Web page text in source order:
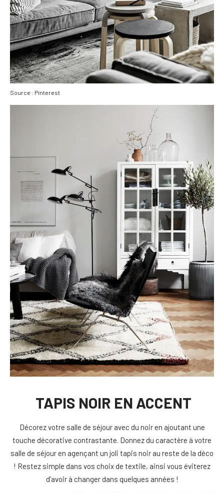
Source : Pinterest
TAPIS NOIR EN ACCENT
Décorez votre salle de séjour avec du noir en ajoutant une
touche décorative contrastante. Donnez du caractère à votre
salle de séjour en agençant un joli tapis noir au reste de la déco
! Restez simple dans vos choix de textile, ainsi vous éviterez
d’avoir à changer dans quelques années !